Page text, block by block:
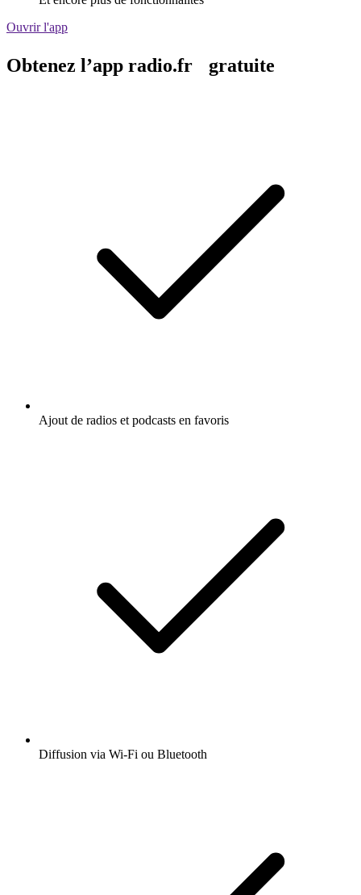
Ouvrir l'app
Obtenez l’app radio.fr gratuite
Ajout de radios et podcasts en favoris
Diffusion via Wi-Fi ou Bluetooth